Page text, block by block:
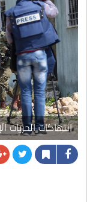
انتهاكات